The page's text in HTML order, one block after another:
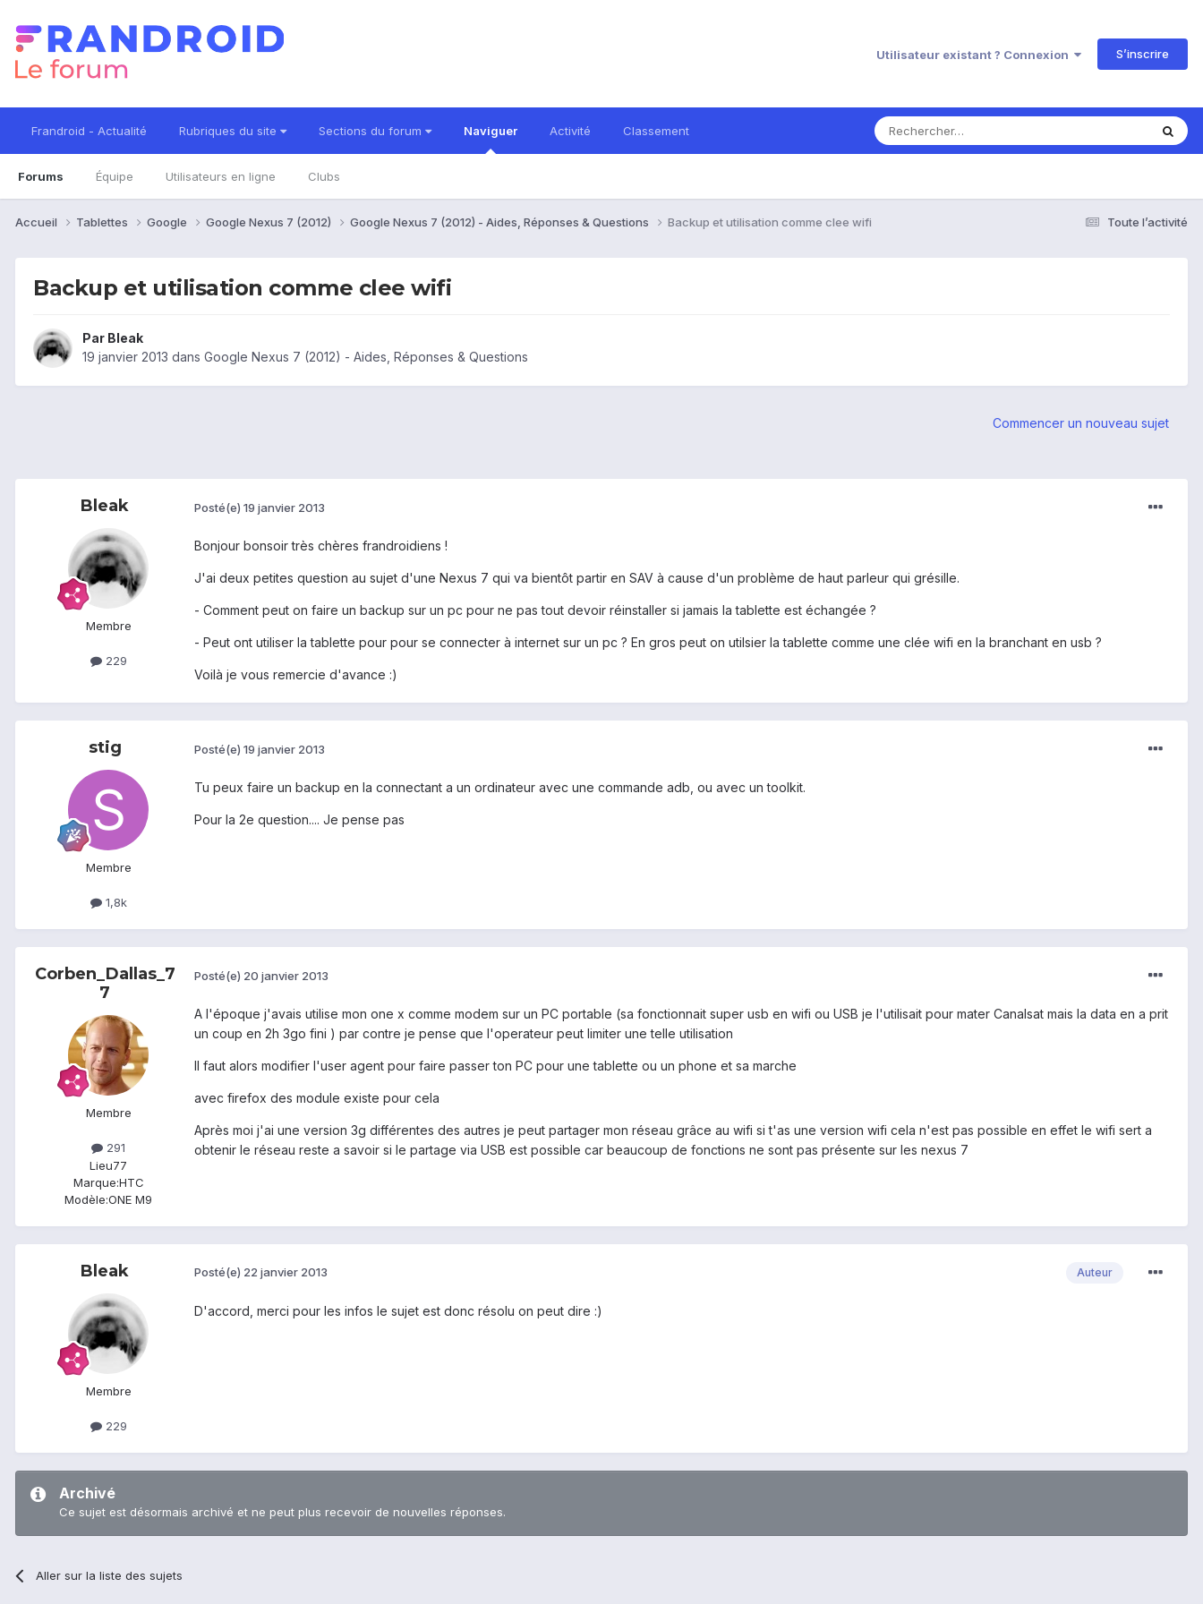
Utilisateur existant ? Connexion S’inscrire
Frandroid - Actualité Rubriques du site Sections du forum Naviguer
Forums Équipe Utilisateurs en ligne Clubs
Activité Classement
Toute l’activité
Accueil Tablettes Google Google Nexus 7 (2012) Google Nexus 7 (2012) - Aides, Réponses & Questions Backup et utilisation comme clee wifi
Backup et utilisation comme clee wifi
Par Bleak
19 janvier 2013 dans Google Nexus 7 (2012) - Aides, Réponses & Questions
Commencer un nouveau sujet
Bleak
Membre
229
Posté(e) 19 janvier 2013
Bonjour bonsoir très chères frandroidiens !
J'ai deux petites question au sujet d'une Nexus 7 qui va bientôt partir en SAV à cause d'un problème de haut parleur qui grésille.
- Comment peut on faire un backup sur un pc pour ne pas tout devoir réinstaller si jamais la tablette est échangée ?
- Peut ont utiliser la tablette pour pour se connecter à internet sur un pc ? En gros peut on utilsier la tablette comme une clée wifi en la branchant en usb ?
Voilà je vous remercie d'avance :)
stig
Membre
1,8k
Posté(e) 19 janvier 2013
Tu peux faire un backup en la connectant a un ordinateur avec une commande adb, ou avec un toolkit.
Pour la 2e question.... Je pense pas
Corben_Dallas_7
7
Membre
291
Lieu77
Marque:HTC
Modèle:ONE M9
Posté(e) 20 janvier 2013
A l'époque j'avais utilise mon one x comme modem sur un PC portable (sa fonctionnait super usb en wifi ou USB je l'utilisait pour mater Canalsat mais la data en a prit
un coup en 2h 3go fini ) par contre je pense que l'operateur peut limiter une telle utilisation
Il faut alors modifier l'user agent pour faire passer ton PC pour une tablette ou un phone et sa marche
avec firefox des module existe pour cela
Après moi j'ai une version 3g différentes des autres je peut partager mon réseau grâce au wifi si t'as une version wifi cela n'est pas possible en effet le wifi sert a
obtenir le réseau reste a savoir si le partage via USB est possible car beaucoup de fonctions ne sont pas présente sur les nexus 7
Bleak
Membre
229
Auteur
Posté(e) 22 janvier 2013
D'accord, merci pour les infos le sujet est donc résolu on peut dire :)
Archivé
Ce sujet est désormais archivé et ne peut plus recevoir de nouvelles réponses.
Aller sur la liste des sujets